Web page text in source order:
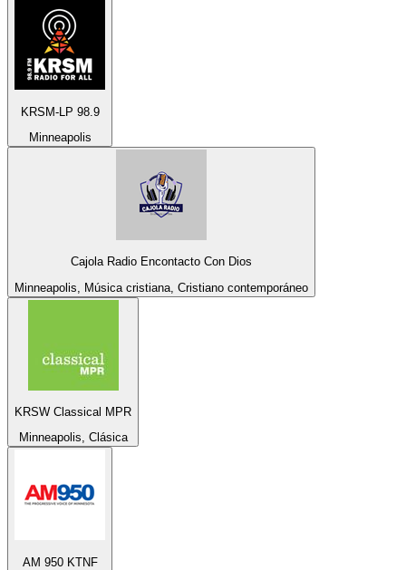
KRSM-LP 98.9
Minneapolis
Cajola Radio Encontacto Con Dios
Minneapolis, Música cristiana, Cristiano contemporáneo
KRSW Classical MPR
Minneapolis, Clásica
AM 950 KTNF